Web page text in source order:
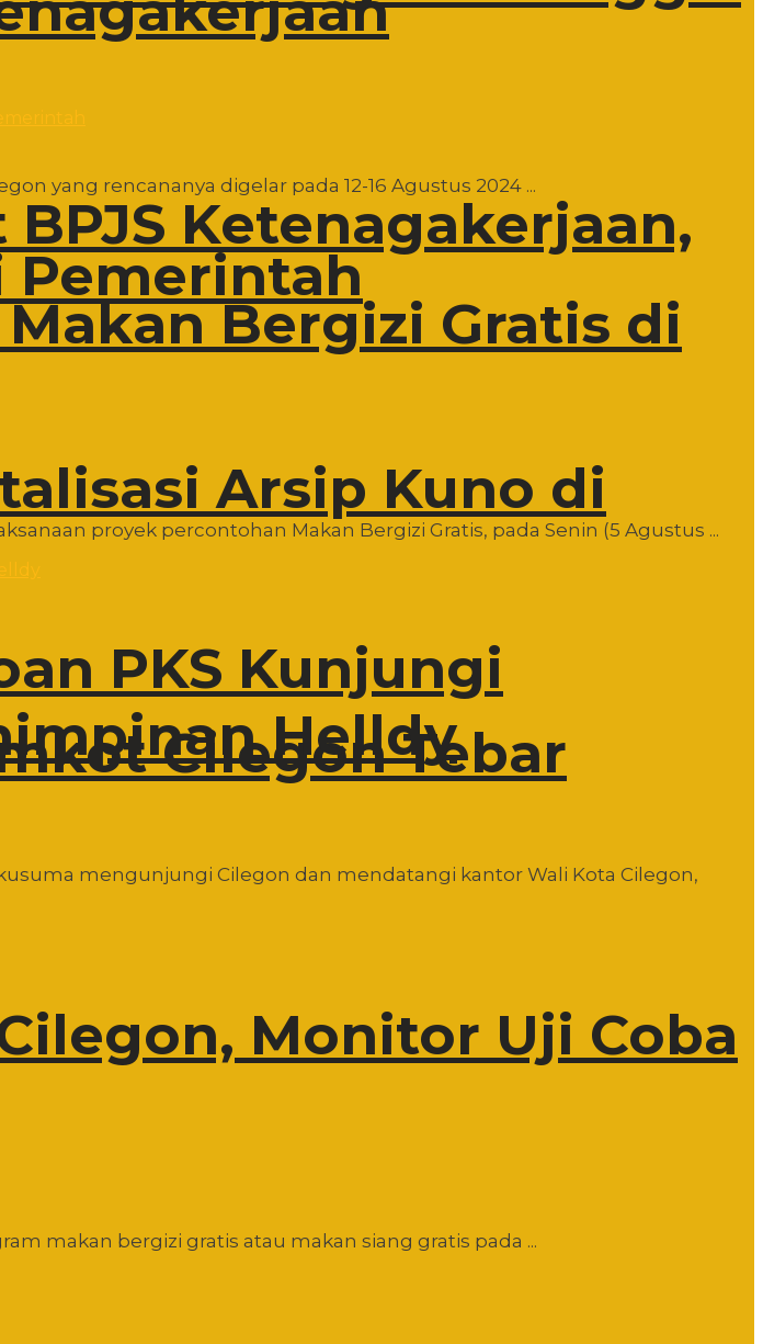
Ketenagakerjaan,
Pemerintah
Arsip Kuno di
Cilegon Tebar
yang rencananya digelar pada 12-16 Agustus 2024 ...
Bergizi Gratis di
proyek percontohan Makan Bergizi Gratis, pada Senin (5 Agustus ...
PKS Kunjungi
Helldy
mengunjungi Cilegon dan mendatangi kantor Wali Kota Cilegon,
Monitor Uji Coba
makan bergizi gratis atau makan siang gratis pada ...